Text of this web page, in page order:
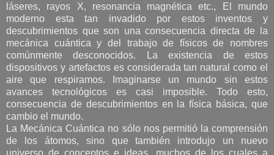
láseres, rayos X, resonancia magnética etc., El mundo
moderno esta tan invadido por estos inventos y
descubrimientos que son una consecuencia directa de la
mecánica cuántica y del trabajo de físicos de nombres
comúnmente desconocidos. La existencia de estos
dispositivos y artefactos es considerada tan natural como el
aire que respiramos. Imaginarse un mundo sin estos
avances tecnológicos es casi imposible. Todo esto,
consecuencia de descubrimientos en la física básica, que
cambio el mundo.
La Mecánica Cuántica no sólo nos permitió la comprensión
de los átomos, sino que también introdujo un nuevo
universo de conceptos e ideas, muchos de los cuales a